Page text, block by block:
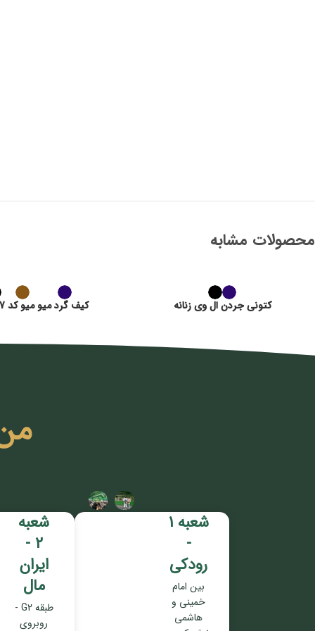
محصولات مشابه
کتونی جردن ال وی زنانه کیف گرد میو میو کد 2097
شعبه 1
-
رودکی
بین امام
خمینی و
هاشمی
شعبه
2 -
ایران
مال
طبقه G2 -
روبروی